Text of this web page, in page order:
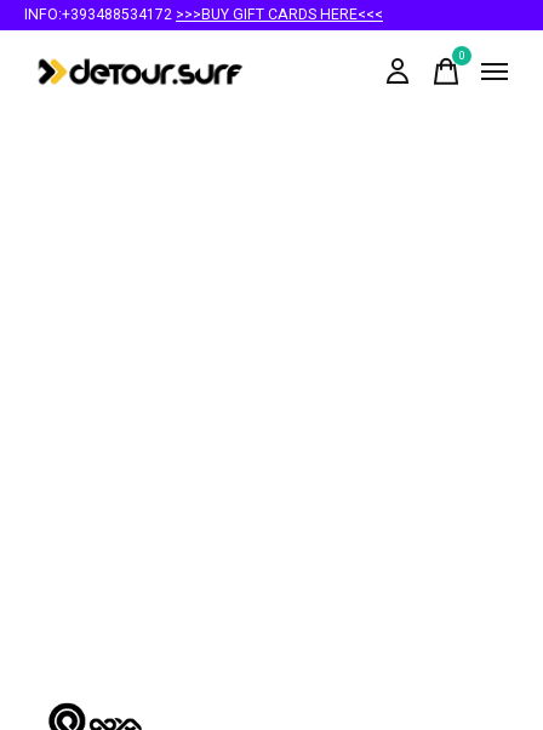
INFO:+393488534172 >>>BUY GIFT CARDS HERE<<<
0items